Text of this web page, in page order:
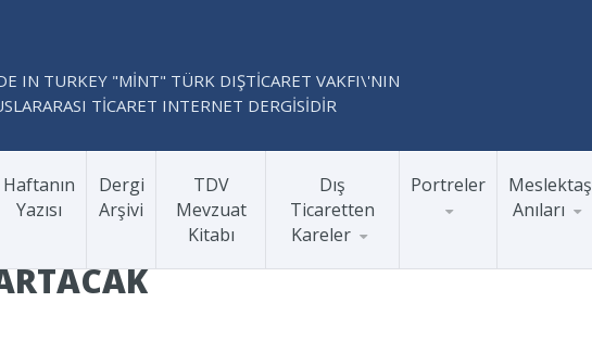
IN TURKEY "MİNT" TÜRK DIŞTİCARET VAKFI\'NIN
TİCARET INTERNET DERGİSİDİR
Haftanın
Yazısı
Dergi
Arşivi
TDV
Mevzuat
Kitabı
Dış
Ticaretten
Kareler
Portreler
Meslektaş
Anıları